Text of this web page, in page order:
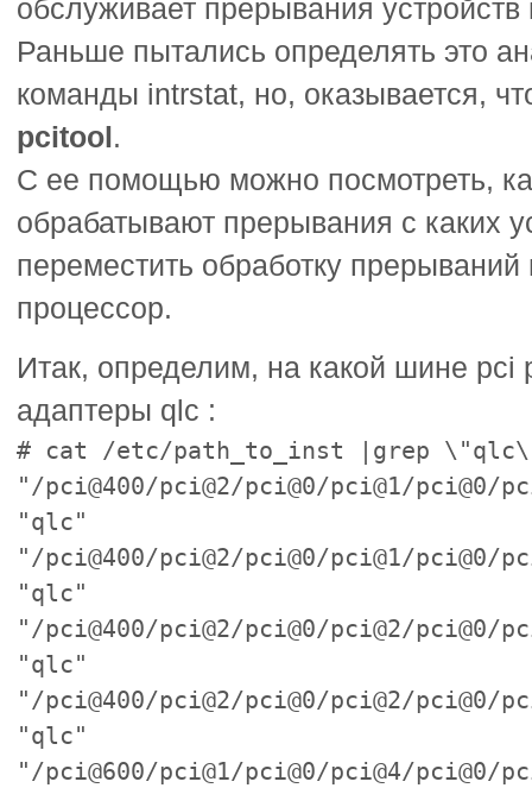
обслуживает прерывания
Раньше пытались определять это
команды intrstat, но, оказывается,
pcitool.
С ее помощью можно посмотреть,
обрабатывают прерывания с каких
переместить обработку прерываний
процессор.
Итак, определим, на какой шине pci
адаптеры qlc :
# cat /etc/path_to_inst |grep
"/pci@400/pci@2/pci@0/pci@1/pci@0/
"qlc"
"/pci@400/pci@2/pci@0/pci@1/pci@0/
"qlc"
"/pci@400/pci@2/pci@0/pci@2/pci@0/
"qlc"
"/pci@400/pci@2/pci@0/pci@2/pci@0/
"qlc"
"/pci@600/pci@1/pci@0/pci@4/pci@0/